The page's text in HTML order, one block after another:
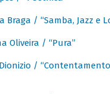
Braga / “Samba, Jazz e
Oliveira / “Pura”
/